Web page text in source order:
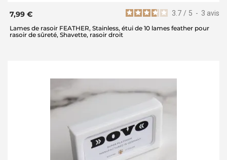
3.7 / 5 - 3 avis
7,99 €
Lames de rasoir FEATHER, Stainless, étui de 10 lames feather pour
rasoir de sûreté, Shavette, rasoir droit